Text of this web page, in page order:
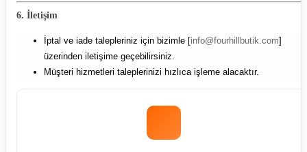
6. İletişim
İptal ve iade talepleriniz için bizimle [info@fourhillbutik.com]
üzerinden iletişime geçebilirsiniz.
Müşteri hizmetleri taleplerinizi hızlıca işleme alacaktır.